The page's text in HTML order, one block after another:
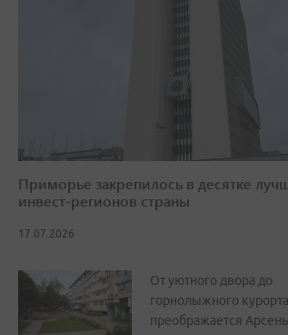
Приморье закрепилось в десятке
инвест-регионов страны
17.07.2026
От уютного двора до
горнолыжного
преображается